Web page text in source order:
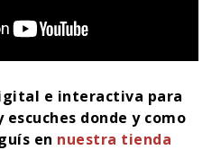
e interactiva para
escuches donde y como
en nuestra tienda